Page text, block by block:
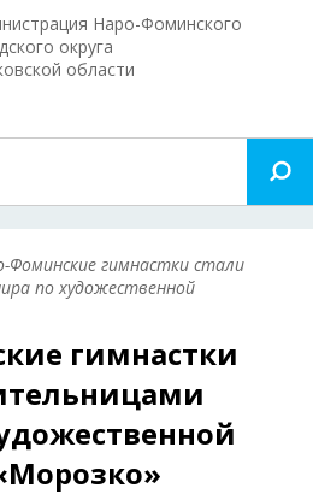
Наро-Фоминского
округа
области
Фоминские гимнастки стали
по художественной
гимнастки